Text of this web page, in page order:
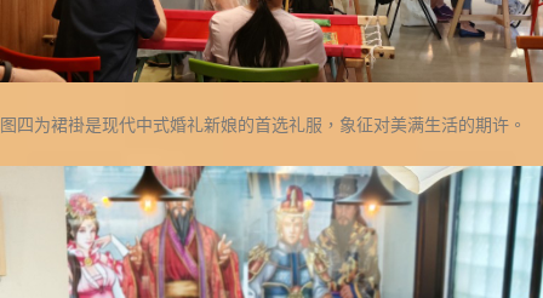
图四为裙褂是现代中式婚礼新娘的首选礼服，象征对美满生活的期许。